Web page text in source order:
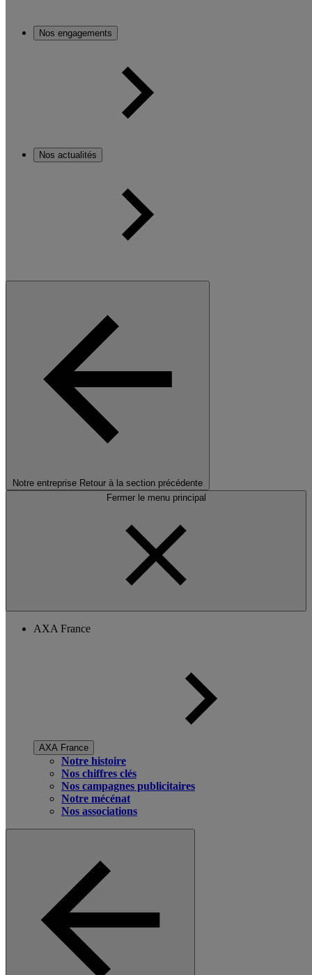
Nos engagements
Nos actualités
Notre entreprise Retour à la section précédente
Fermer le menu principal
AXA France
AXA France
Notre histoire
Nos chiffres clés
Nos campagnes publicitaires
Notre mécénat
Nos associations